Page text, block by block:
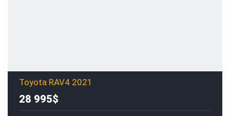
Toyota RAV4 2021
28 995$